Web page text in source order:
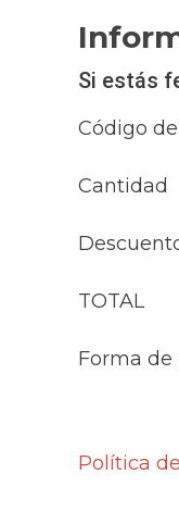
Si estás
Código
Cantidad
TOTAL
Forma de
Política